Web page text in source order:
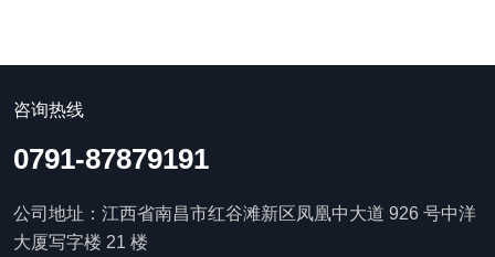
咨询热线
0791-87879191
公司地址：江西省南昌市红谷滩新区凤凰中大道 926 号中洋
大厦写字楼 21 楼